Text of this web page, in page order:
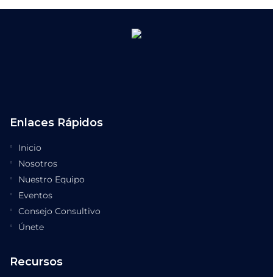
Enlaces Rápidos
Inicio
Nosotros
Nuestro Equipo
Eventos
Consejo Consultivo
Únete
Recursos